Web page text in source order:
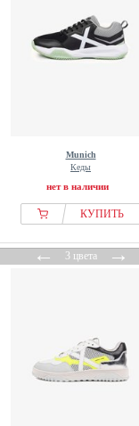
Munich
Кеды
нет в наличии
КУПИТЬ
←3 цвета→